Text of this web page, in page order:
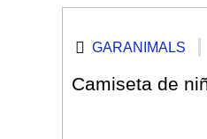
GARANIMALS
Camiseta de